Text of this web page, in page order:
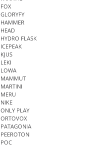
FOX
GLORYFY
HAMMER
HEAD
HYDRO FLASK
ICEPEAK
KJUS
LEKI
LOWA
MAMMUT
MARTINI
MERU
NIKE
ONLY PLAY
ORTOVOX
PATAGONIA
PEEROTON
POC